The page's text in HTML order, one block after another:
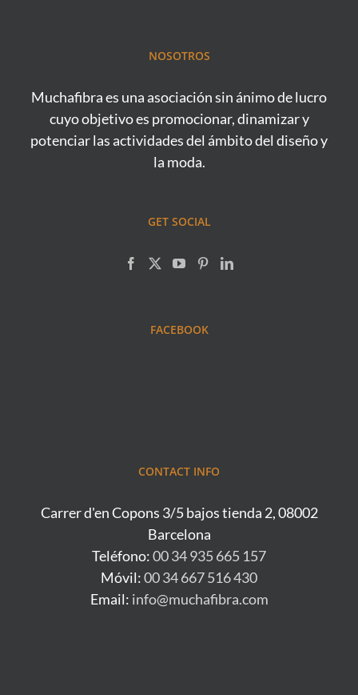
NOSOTROS
Muchafibra es una asociación sin ánimo de lucro
cuyo objetivo es promocionar, dinamizar y
potenciar las actividades del ámbito del diseño y
la moda.
GET SOCIAL
FACEBOOK
CONTACT INFO
Carrer d'en Copons 3/5 bajos tienda 2, 08002
Barcelona
Teléfono:00 34 935 665 157
Móvil:00 34 667 516 430
Email: info@muchafibra.com